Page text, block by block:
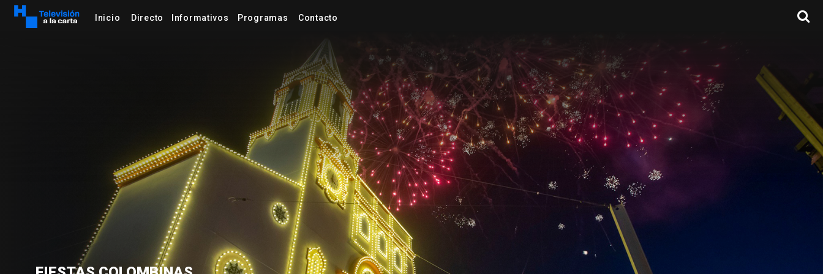
Inicio Directo Programas
Informativos Contacto